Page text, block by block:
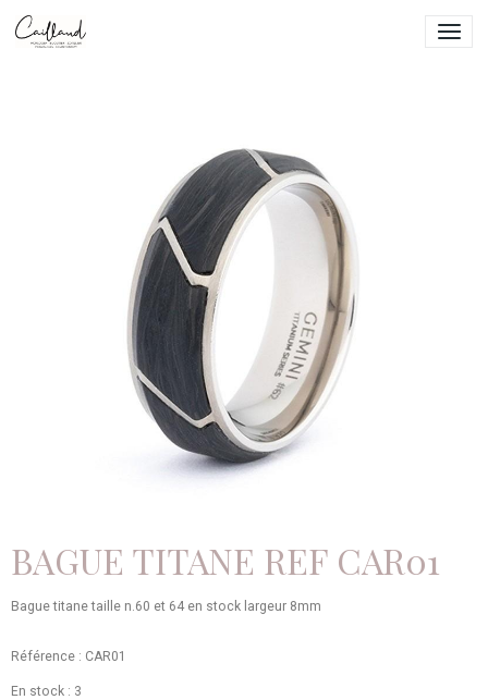
BAGUE TITANE REF CAR01
Bague titane taille n.60 et 64 en stock largeur 8mm
Référence : CAR01
En stock : 3